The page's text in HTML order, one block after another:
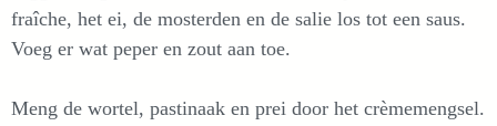
fraîche, het ei, de mosterden en de salie los tot een saus.
Voeg er wat peper en zout aan toe.
Meng de wortel, pastinaak en prei door het crèmemengsel.